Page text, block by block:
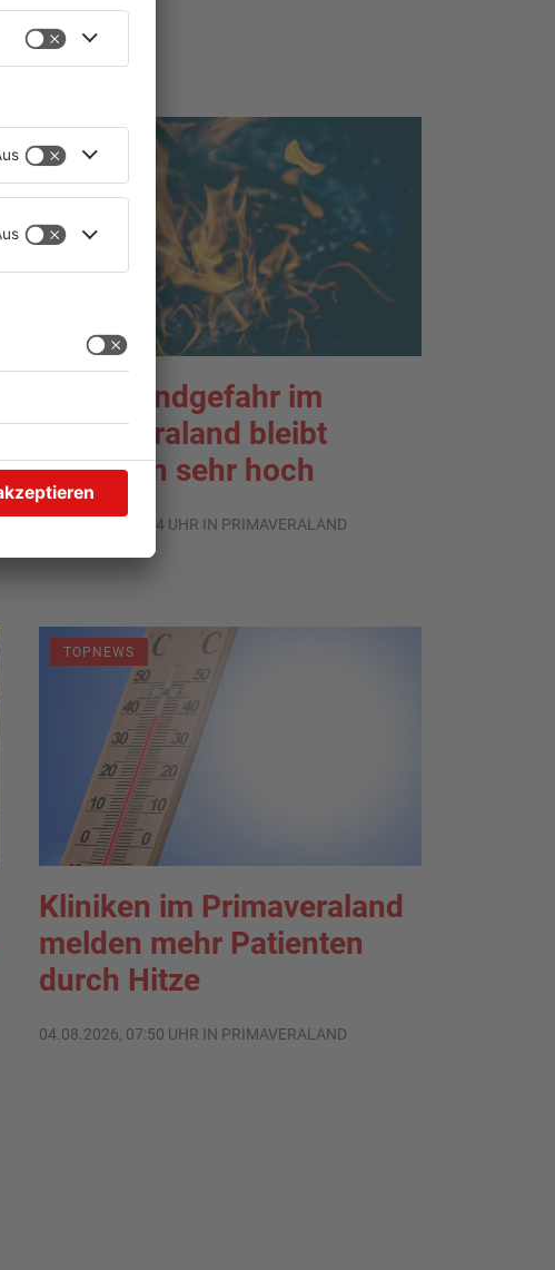
Waldbrandgefahr im
Primaveraland bleibt
weiterhin sehr hoch
06.08.2026, 06:34 UHR IN PRIMAVERALAND
TOPNEWS
Kliniken im Primaveraland
melden mehr Patienten
durch Hitze
04.08.2026, 07:50 UHR IN PRIMAVERALAND